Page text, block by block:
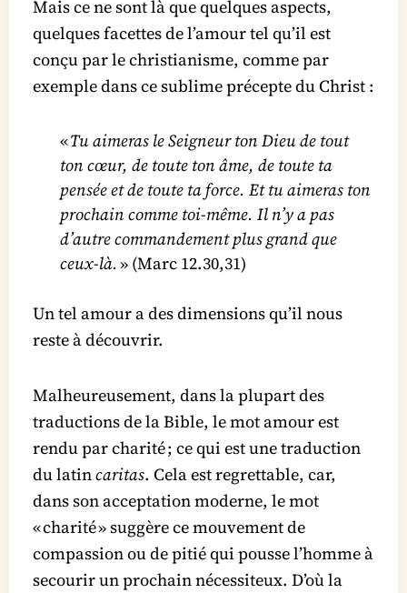
Mais ce ne sont là que quelques aspects,
quelques facettes de l’amour tel qu’il est
conçu par le christianisme, comme par
exemple dans ce sublime précepte du Christ :
«Tu aimeras le Seigneur ton Dieu de tout
ton cœur, de toute ton âme, de toute ta
pensée et de toute ta force. Et tu aimeras ton
prochain comme toi-même. Il n’y a pas
d’autre commandement plus grand que
ceux-là.» (Marc 12.30,31)
Un tel amour a des dimensions qu’il nous
reste à découvrir.
Malheureusement, dans la plupart des
traductions de la Bible, le mot amour est
rendu par charité ; ce qui est une traduction
du latincaritas. Cela est regrettable, car,
dans son acceptation moderne, le mot
« charité » suggère ce mouvement de
compassion ou de pitié qui pousse l’homme à
secourir un prochain nécessiteux. D’où la